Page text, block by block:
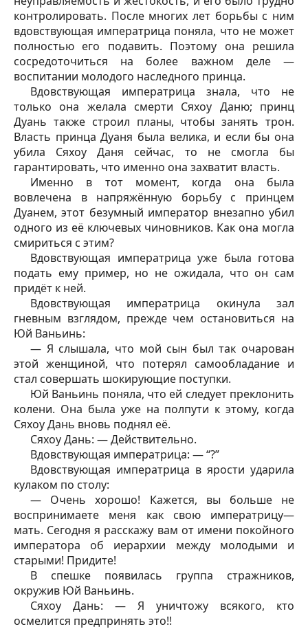
контролировать. После многих лет борьбы с ним
вдовствующая императрица поняла, что не может
полностью его подавить. Поэтому она решила
сосредоточиться на более важном деле —
воспитании молодого наследного принца.
Вдовствующая императрица знала, что не
только она желала смерти Сяхоу Даню; принц
Дуань также строил планы, чтобы занять трон.
Власть принца Дуаня была велика, и если бы она
убила Сяхоу Даня сейчас, то не смогла бы
гарантировать, что именно она захватит власть.
Именно в тот момент, когда она была
вовлечена в напряжённую борьбу с принцем
Дуанем, этот безумный император внезапно убил
одного из её ключевых чиновников. Как она могла
смириться с этим?
Вдовствующая императрица уже была готова
подать ему пример, но не ожидала, что он сам
придёт к ней.
Вдовствующая императрица окинула зал
гневным взглядом, прежде чем остановиться на
Юй Ваньинь:
— Я слышала, что мой сын был так очарован
этой женщиной, что потерял самообладание и
стал совершать шокирующие поступки.
Юй Ваньинь поняла, что ей следует преклонить
колени. Она была уже на полпути к этому, когда
Сяхоу Дань вновь поднял её.
Сяхоу Дань: — Действительно.
Вдовствующая императрица: — “?”
Вдовствующая императрица в ярости ударила
кулаком по столу:
— Очень хорошо! Кажется, вы больше не
воспринимаете меня как свою императрицу—
мать. Сегодня я расскажу вам от имени покойного
императора об иерархии между молодыми и
старыми! Придите!
В спешке появилась группа стражников,
окружив Юй Ваньинь.
Сяхоу Дань: — Я уничтожу всякого, кто
осмелится предпринять это!!